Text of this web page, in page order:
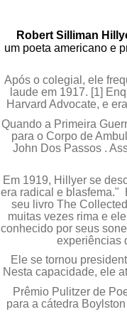
Robert Silliman
um poeta americano e
Após o colegial, ele
laude em 1917. [1]
Harvard Advocate, e
Quando a Primeira
para o Corpo de
John Dos Passos .
Em 1919, Hillyer se
era radical e blasfema."
seu livro The
muitas vezes rima e
conhecido por seus
experiências
Ele se tornou
Nesta capacidade, ele
Prêmio Pulitzer de
para a cátedra